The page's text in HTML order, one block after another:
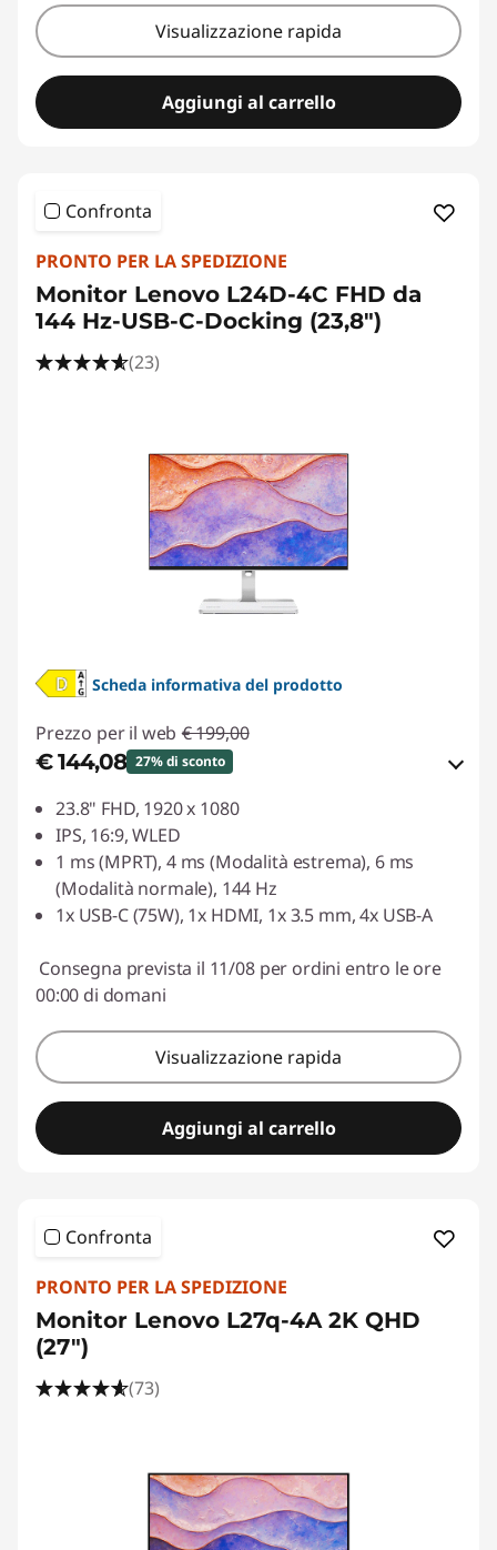
Visualizzazione rapida
Aggiungi al carrello
Confronta
PRONTO PER LA SPEDIZIONE
Monitor Lenovo L24D-4C FHD da
144 Hz-USB-C-Docking (23,8")
(23)
Scheda informativa del prodotto
Prezzo per il web € 199,00
€ 144,08 27% di sconto
Risparmi eCoupon :-€ 54,92
Usa il coupon : LUGLIO
23.8" FHD, 1920 x 1080
IPS, 16:9, WLED
1 ms (MPRT), 4 ms (Modalità estrema), 6 ms
(Modalità normale), 144 Hz
1x USB-C (75W), 1x HDMI, 1x 3.5 mm, 4x USB-A
Consegna prevista il 11/08 per ordini entro le ore
00:00 di domani
Visualizzazione rapida
Aggiungi al carrello
Confronta
PRONTO PER LA SPEDIZIONE
Monitor Lenovo L27q-4A 2K QHD
(27")
(73)